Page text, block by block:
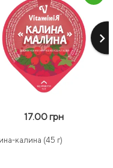
keyboard_arrow_right
17.00 грн
калина (45 г)